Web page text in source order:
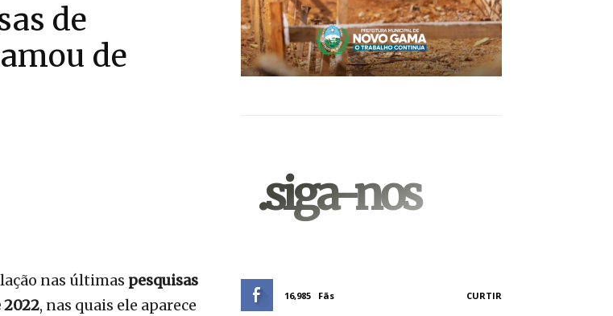
de
de
nas últimas pesquisas
2022, nas quais ele aparece
.siga-nos
16,985 Fãs CURTIR